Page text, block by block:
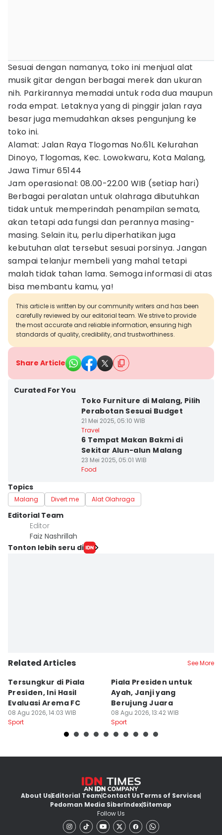
Sesuai dengan namanya, toko ini menjual alat
musik gitar dengan berbagai merek dan ukuran
nih. Parkirannya memadai untuk roda dua maupun
roda empat. Letaknya yang di pinggir jalan raya
besar juga memudahkan akses pengunjung ke
toko ini.
Alamat: Jalan Raya Tlogomas No.61L Kelurahan
Dinoyo, Tlogomas, Kec. Lowokwaru, Kota Malang,
Jawa Timur 65144
Jam operasional: 08.00-22.00 WIB (setiap hari)
Berbagai peralatan untuk olahraga dibutuhkan
tidak untuk memperindah penampilan semata,
akan tetapi ada fungsi dan perannya masing-
masing. Selain itu, perlu diperhatikan juga
kebutuhan alat tersebut sesuai porsinya. Jangan
sampai telanjur membeli yang mahal tetapi
malah tidak tahan lama. Semoga informasi di atas
bisa membantu kamu, ya!
This article is written by our community writers and has been
carefully reviewed by our editorial team. We strive to provide
the most accurate and reliable information, ensuring high
standards of quality, credibility, and trustworthiness.
Share Article
Curated For You
Toko Furniture di Malang, Pilih
Perabotan Sesuai Budget
21 Mei 2025, 05:10 WIB
Travel
6 Tempat Makan Bakmi di
Sekitar Alun-alun Malang
23 Mei 2025, 05:01 WIB
Food
Topics
Malang Divert me Alat Olahraga
Editorial Team
Editor
Faiz Nashrillah
Tonton lebih seru di
Related Articles See More
Tersungkur di Piala
Presiden, Ini Hasil
Evaluasi Arema FC
08 Agu 2026, 14:03 WIB
Sport
Piala Presiden untuk
Ayah, Janji yang
Berujung Juara
08 Agu 2026, 13:42 WIB
Sport
About UsEditorial TeamContact UsTerms of Services
Pedoman Media SiberIndexSitemap
Follow Us